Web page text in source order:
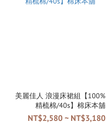
美麗佳人 浪漫床裙組【100%
精梳棉/40s】棉床本舖
NT$2,580 ~ NT$3,180